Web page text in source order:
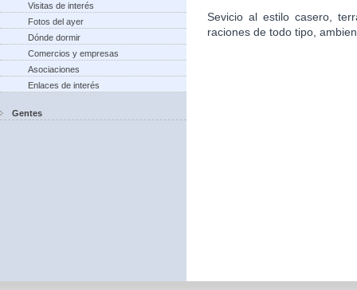
Visitas de interés
Fotos del ayer
Dónde dormir
Comercios y empresas
Asociaciones
Enlaces de interés
Gentes
Sevicio al estilo casero,
raciones de todo tipo,